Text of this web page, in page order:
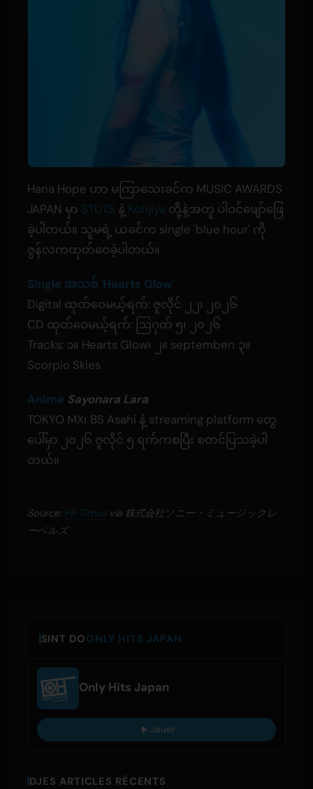
Hana Hope ဟာ မကြာသေးခင်က MUSIC AWARDS
JAPAN မှာ STUTS နဲ့ Kohjiya တို့နဲ့အတူ ပါဝင်ဖျော်ဖြေ
ခဲ့ပါတယ်။ သူမရဲ့ ယခင်က single 'blue hour' ကို
ဇွန်လကထုတ်ဝေခဲ့ပါတယ်။
Single အသစ် 'Hearts Glow'
Digital ထုတ်ဝေမယ့်ရက်: ဇူလိုင် ၂၂၊ ၂၀၂၆
CD ထုတ်ဝေမယ့်ရက်: သြဂုတ် ၅၊ ၂၀၂၆
Tracks: ၁။ Hearts Glow၊ ၂။ september၊ ၃။
Scorpio Skies
Anime Sayonara Lara
TOKYO MX၊ BS Asahi နဲ့ streaming platform တွေ
ပေါ်မှာ ၂၀၂၆ ဇူလိုင် ၅ ရက်ကစပြီး စတင်ပြသခဲ့ပါ
တယ်။
Source: PR Timesvia 株式会社ソニー・ミュージックレ
ーベルズ
SINT DOONLY HITS JAPAN
Only Hits Japan
Jouer
DJES ARTICLES RÉCENTS